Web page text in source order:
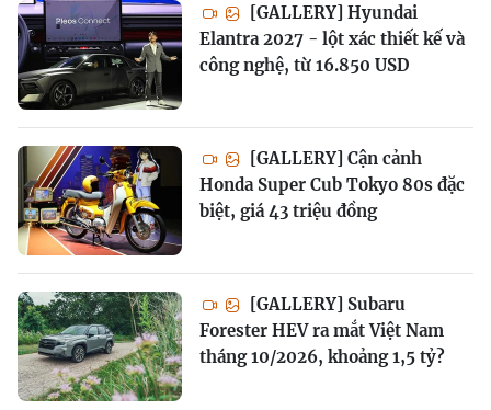
[GALLERY] Hyundai
Elantra 2027 - lột xác thiết kế và
công nghệ, từ 16.850 USD
[GALLERY] Cận cảnh
Honda Super Cub Tokyo 80s đặc
biệt, giá 43 triệu đồng
[GALLERY] Subaru
Forester HEV ra mắt Việt Nam
tháng 10/2026, khoảng 1,5 tỷ?